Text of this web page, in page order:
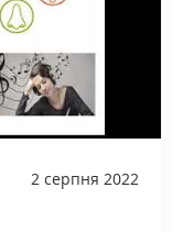
2 серпня 2022